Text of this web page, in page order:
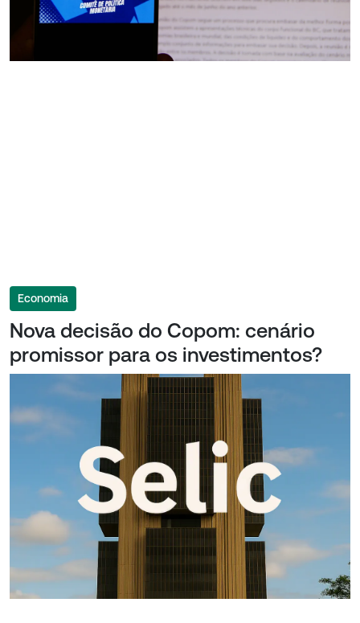
Economia
Nova decisão do Copom: cenário
promissor para os investimentos?